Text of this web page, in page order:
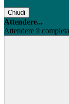
Chiudi
Attendere...
Attendere il